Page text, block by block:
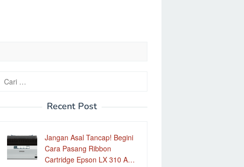
Cari
untuk:
Recent Post
Jangan Asal Tancap! Begini
Cara Pasang Ribbon
Cartridge Epson LX 310 A…